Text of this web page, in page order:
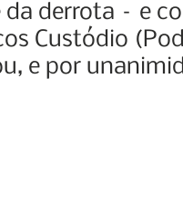
derrota – e
Custódio
e por